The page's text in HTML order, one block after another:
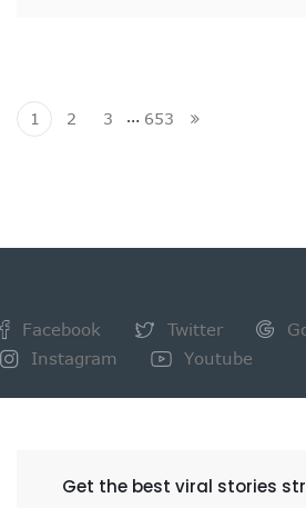
1 2 3 … 653
Facebook Twitter
Instagram
Youtube
Get the best viral stories